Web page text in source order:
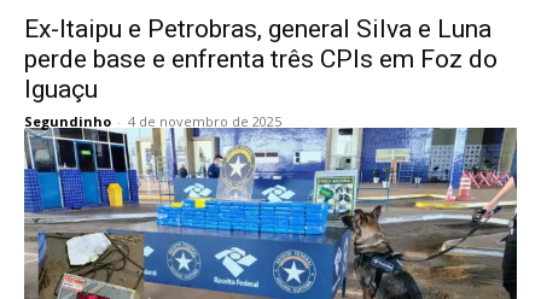
Ex-Itaipu e Petrobras, general Silva e Luna
perde base e enfrenta três CPIs em Foz do
Iguaçu
Segundinho - 4 de novembro de 2025